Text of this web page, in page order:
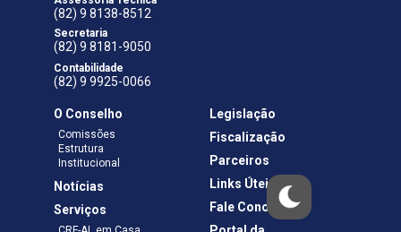
(82) 9 8138-8512
Secretaria
(82) 9 8181-9050
Contabilidade
(82) 9 9925-0066
O Conselho
Comissões
Estrutura
Institucional
Notícias
Serviços
Legislação
Fiscalização
Parceiros
Links Úteis
Fale Conosco